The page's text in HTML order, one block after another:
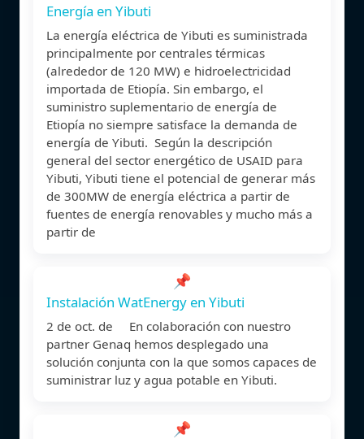
Energía en Yibuti
La energía eléctrica de Yibuti es suministrada
principalmente por centrales térmicas
(alrededor de 120 MW) e hidroelectricidad
importada de Etiopía. Sin embargo, el
suministro suplementario de energía de
Etiopía no siempre satisface la demanda de
energía de Yibuti. ​ Según la descripción
general del sector energético de USAID para
Yibuti, Yibuti tiene el potencial de generar más
de 300MW de energía eléctrica a partir de
fuentes de energía renovables y mucho más a
partir de
📌
Instalación WatEnergy en Yibuti
2 de oct. de En colaboración con nuestro
partner Genaq hemos desplegado una
solución conjunta con la que somos capaces de
suministrar luz y agua potable en Yibuti.
📌